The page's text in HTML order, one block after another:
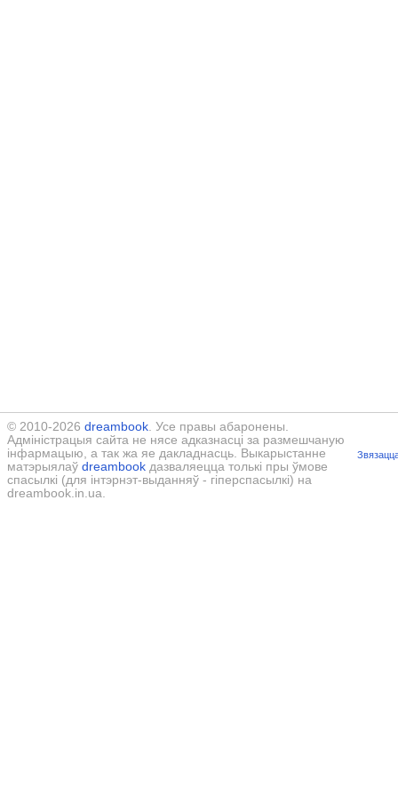
© 2010-2026 dreambook. Усе правы абаронены.
Адміністрацыя сайта не нясе адказнасці за размешчаную
інфармацыю, а так жа яе дакладнасць. Выкарыстанне
матэрыялаў dreambook дазваляецца толькі пры ўмове
спасылкі (для інтэрнэт-выданняў - гіперспасылкі) на
dreambook.in.ua.